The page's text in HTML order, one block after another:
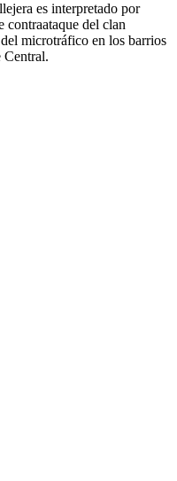
es interpretado por
contraataque del clan
microtráfico en los barrios
Central.